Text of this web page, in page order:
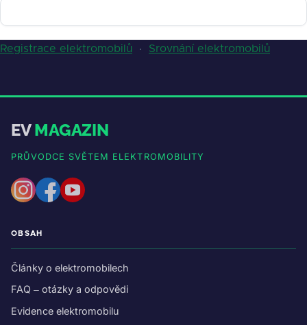
Registrace elektromobilů · Srovnání elektromobilů
EVMAGAZIN
PRŮVODCE SVĚTEM ELEKTROMOBILITY
OBSAH
Články o elektromobilech
FAQ – otázky a odpovědi
Evidence elektromobilu